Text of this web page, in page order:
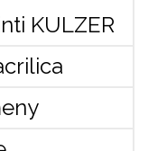
KULZER